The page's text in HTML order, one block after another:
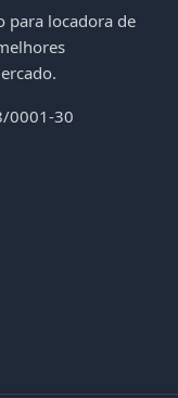
para locadora de
0001-30